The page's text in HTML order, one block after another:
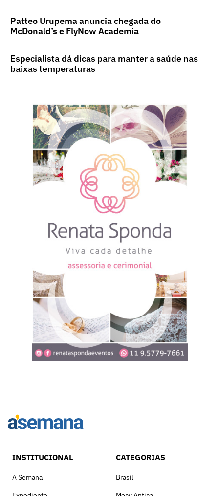
Patteo Urupema anuncia chegada do
McDonald’s e FlyNow Academia
Especialista dá dicas para manter a saúde nas
baixas temperaturas
INSTITUCIONAL
A Semana
CATEGORIAS
Brasil